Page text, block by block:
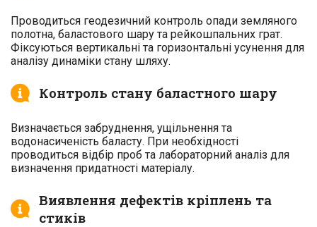
Проводиться геодезичний контроль опади земляного
полотна, баластового шару та рейкошпальних грат.
Фіксуються вертикальні та горизонтальні усунення для
аналізу динаміки стану шляху.
Контроль стану баластного шару
Визначається забруднення, ущільнення та
водонасиченість баласту. При необхідності
проводиться відбір проб та лабораторний аналіз для
визначення придатності матеріалу.
Виявлення дефектів кріплень та
стиків